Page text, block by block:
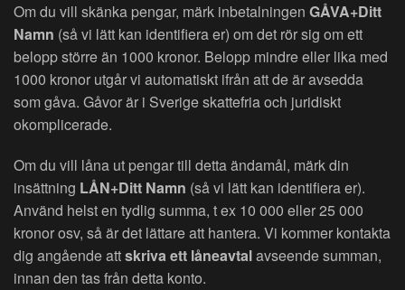
Om du vill skänka pengar, märk inbetalningen GÅVA+Ditt
Namn (så vi lätt kan identifiera er) om det rör sig om ett
belopp större än 1000 kronor. Belopp mindre eller lika med
1000 kronor utgår vi automatiskt ifrån att de är avsedda
som gåva. Gåvor är i Sverige skattefria och juridiskt
okomplicerade.
Om du vill låna ut pengar till detta ändamål, märk din
insättning LÅN+Ditt Namn (så vi lätt kan identifiera er).
Använd helst en tydlig summa, t ex 10 000 eller 25 000
kronor osv, så är det lättare att hantera. Vi kommer kontakta
dig angående attskriva ett låneavtalavseende summan,
innan den tas från detta konto.